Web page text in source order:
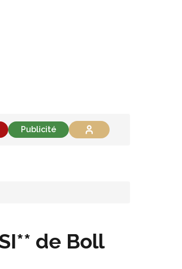
Publicité
de Boll